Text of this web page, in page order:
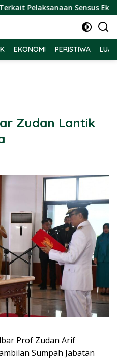
Sensus Ekonomi
EKONOMI PERISTIWA
Zudan Lantik
Prof Zudan Arif
Sumpah Jabatan